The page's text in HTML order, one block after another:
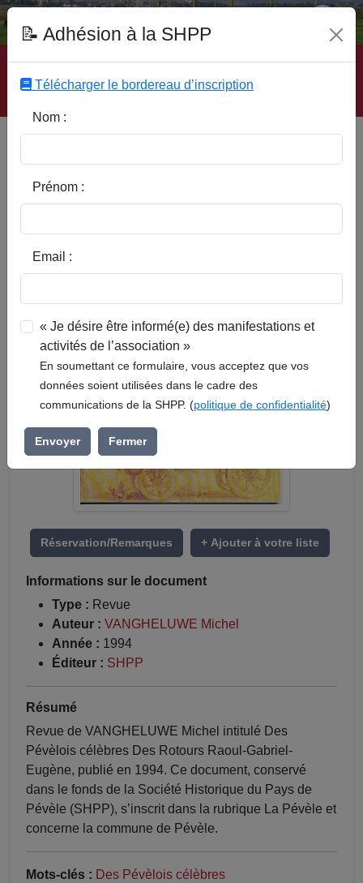
Accueil | Site SHPP | Auteurs | Editeurs | Rubriques |
Sous-Rubriques | Mots-Clefs | Contact
Rotours Raoul-Gabriel-Eugène
Réservation/Remarques + Ajouter à votre liste
Informations sur le document
Type : Revue
Auteur : VANGHELUWE Michel
Année : 1994
Éditeur : SHPP
Résumé
Revue de VANGHELUWE Michel intitulé Des
Pévèlois célèbres Des Rotours Raoul-Gabriel-
Eugène, publié en 1994. Ce document, conservé
dans le fonds de la Société Historique du Pays de
Pévèle (SHPP), s’inscrit dans la rubrique La Pévèle et
concerne la commune de Pévèle.
Mots-clés : Des Pévèlois célèbres
📝 Adhésion à la SHPP
Télécharger le bordereau d’inscription
Nom :
Prénom :
Email :
« Je désire être informé(e) des manifestations et
activités de l’association »
En soumettant ce formulaire, vous acceptez que vos
données soient utilisées dans le cadre des
communications de la SHPP. (politique de confidentialité)
Envoyer Fermer